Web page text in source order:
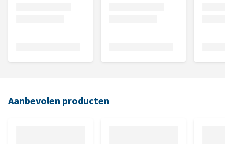
Aanbevolen producten